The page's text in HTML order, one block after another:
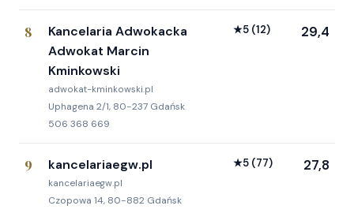
8
Kancelaria Adwokacka
Adwokat Marcin
Kminkowski
adwokat-kminkowski.pl
Uphagena 2/1, 80-237 Gdańsk
506 368 669
★5 (12) 29,4
9 kancelariaegw.pl
kancelariaegw.pl
Czopowa 14, 80-882 Gdańsk
★5 (77) 27,8